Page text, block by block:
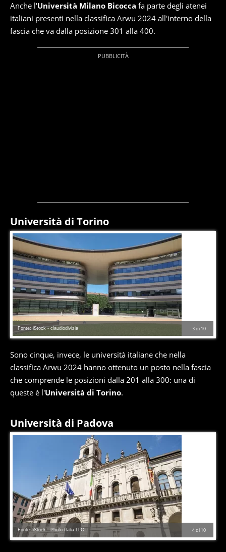
Anche l'Università Milano Bicocca fa parte degli atenei
italiani presenti nella classifica Arwu 2024 all'interno della
fascia che va dalla posizione 301 alla 400.
Università di Torino
3di 10
Fonte: iStock - claudiodivizia
Sono cinque, invece, le università italiane che nella
classifica Arwu 2024 hanno ottenuto un posto nella fascia
che comprende le posizioni dalla 201 alla 300: una di
queste è l'Università di Torino.
Università di Padova
4di 10
Fonte: iStock - Photo Italia LLC